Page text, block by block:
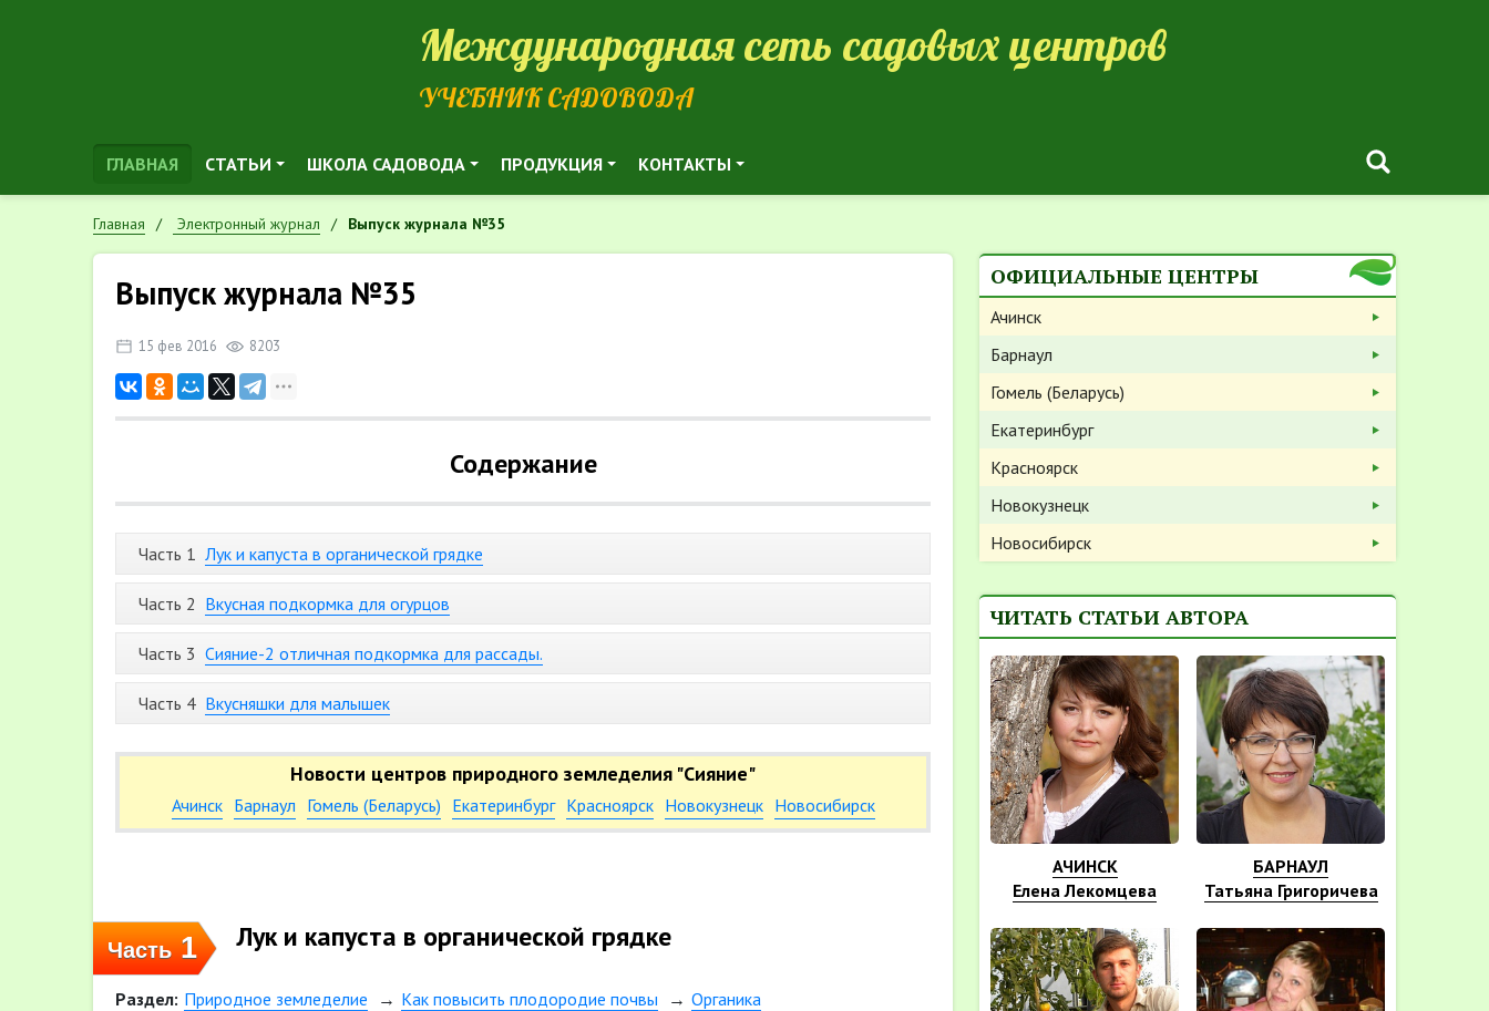
Международная сеть садовых центров
УЧЕБНИК САДОВОДА
ГЛАВНАЯ СТАТЬИ ШКОЛА САДОВОДА ПРОДУКЦИЯ КОНТАКТЫ
Главная Электронный журнал Выпуск журнала №35
Выпуск журнала №35
15 фев 2016 8203
Содержание
Часть 1 Лук и капуста в органической грядке
Часть 2 Вкусная подкормка для огурцов
Часть 3 Сияние-2 отличная подкормка для рассады.
Часть 4 Вкусняшки для малышек
Новости центров природного земледелия "Сияние"
Ачинск Барнаул Гомель (Беларусь) Екатеринбург Красноярск Новокузнецк Новосибирск
Часть1 Лук и капуста в органической грядке
Раздел: Природное земледелие Как повысить плодородие почвы
Органика
ОФИЦИАЛЬНЫЕ ЦЕНТРЫ
Ачинск
Барнаул
Гомель (Беларусь)
Екатеринбург
Красноярск
Новокузнецк
Новосибирск
ЧИТАТЬ СТАТЬИ АВТОРА
АЧИНСК
Елена Лекомцева
БАРНАУЛ
Татьяна Григоричева